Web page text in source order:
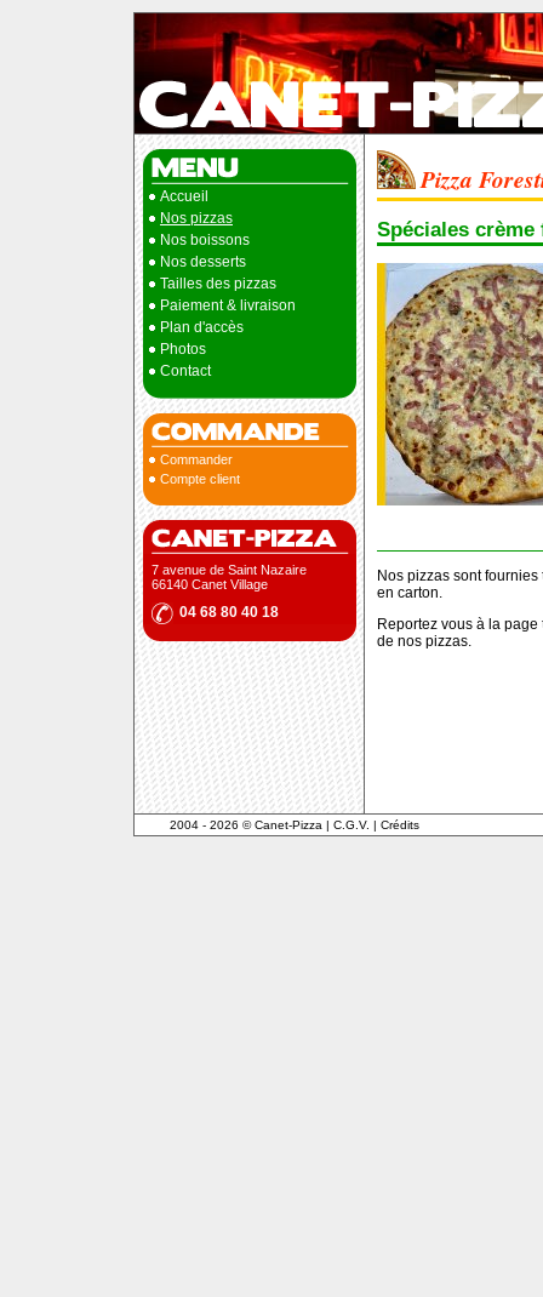
Pizza
Spéciales crème
Nos pizzas sont
en carton.
Reportez vous à la page
de nos pizzas.
Accueil
Nos pizzas
Nos boissons
Nos desserts
Tailles des pizzas
Paiement & livraison
Plan d'accès
Photos
Contact
Commander
Compte client
7 avenue de Saint Nazaire
66140 Canet Village
04 68 80 40 18
2004 - 2026 © Canet-Pizza | C.G.V. | Crédits